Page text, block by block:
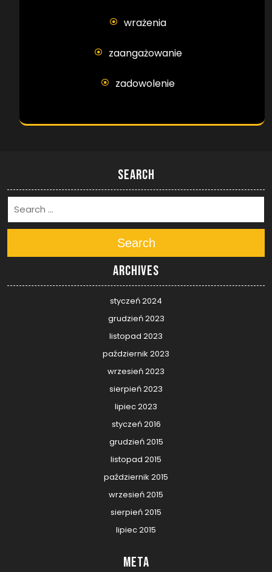
wrażenia
zaangażowanie
zadowolenie
Search
Search
Archives
styczeń 2024
grudzień 2023
listopad 2023
październik 2023
wrzesień 2023
sierpień 2023
lipiec 2023
styczeń 2016
grudzień 2015
listopad 2015
październik 2015
wrzesień 2015
sierpień 2015
lipiec 2015
Meta